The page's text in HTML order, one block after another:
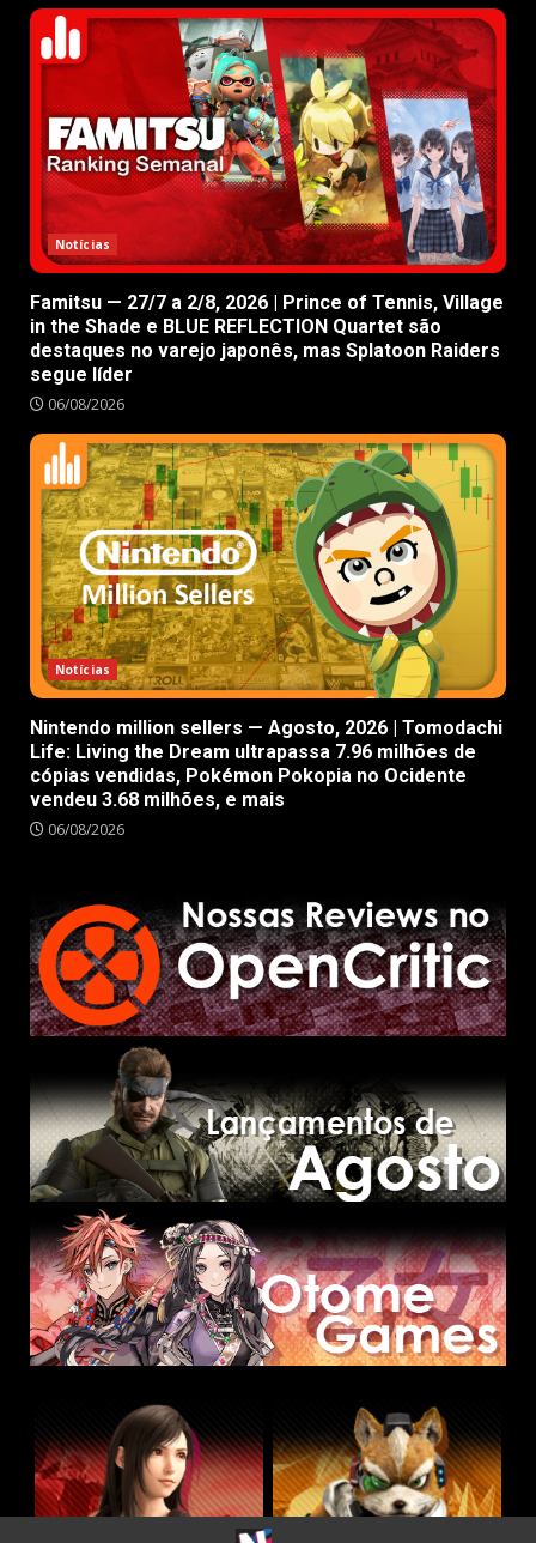
Notícias
Famitsu — 27/7 a 2/8, 2026 | Prince of Tennis, Village
in the Shade e BLUE REFLECTION Quartet são
destaques no varejo japonês, mas Splatoon Raiders
segue líder
06/08/2026
Notícias
Nintendo million sellers — Agosto, 2026 | Tomodachi
Life: Living the Dream ultrapassa 7.96 milhões de
cópias vendidas, Pokémon Pokopia no Ocidente
vendeu 3.68 milhões, e mais
06/08/2026